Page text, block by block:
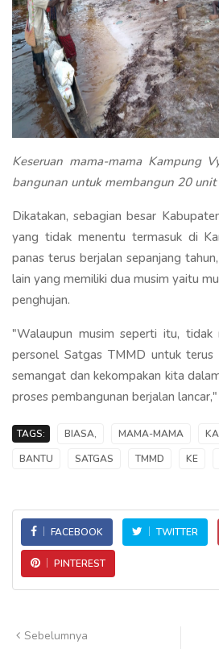
Keseruan mama-mama Kampung
bangunan untuk membangun 20
Dikatakan, sebagian besar
yang tidak menentu termasuk di
panas terus berjalan sepanjang
lain yang memiliki dua musim yaitu
penghujan.
"Walaupun musim seperti itu, tidak
personel Satgas TMMD untuk terus
semangat dan kekompakan kita
proses pembangunan berjalan
TAGS: BIASA, MAMA-MAMA
BANTU
SATGAS TMMD KE
FACEBOOK TWITTER
PINTEREST
Sebelumnya